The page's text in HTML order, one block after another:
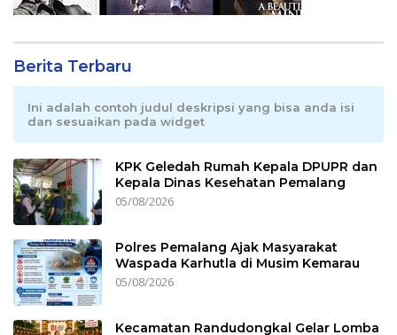
Berita Terbaru
Ini adalah contoh judul deskripsi yang bisa anda isi
dan sesuaikan pada widget
KPK Geledah Rumah Kepala DPUPR dan
Kepala Dinas Kesehatan Pemalang
05/08/2026
Polres Pemalang Ajak Masyarakat
Waspada Karhutla di Musim Kemarau
05/08/2026
Kecamatan Randudongkal Gelar Lomba